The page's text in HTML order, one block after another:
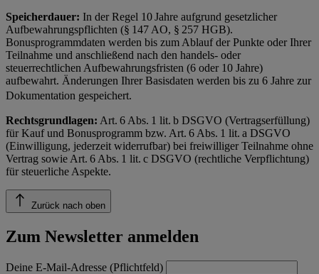
Speicherdauer: In der Regel 10 Jahre aufgrund gesetzlicher
Aufbewahrungspflichten (§ 147 AO, § 257 HGB).
Bonusprogrammdaten werden bis zum Ablauf der Punkte oder Ihrer
Teilnahme und anschließend nach den handels- oder
steuerrechtlichen Aufbewahrungsfristen (6 oder 10 Jahre)
aufbewahrt. Änderungen Ihrer Basisdaten werden bis zu 6 Jahre zur
Dokumentation gespeichert.
Rechtsgrundlagen: Art. 6 Abs. 1 lit. b DSGVO (Vertragserfüllung)
für Kauf und Bonusprogramm bzw. Art. 6 Abs. 1 lit. a DSGVO
(Einwilligung, jederzeit widerrufbar) bei freiwilliger Teilnahme ohne
Vertrag sowie Art. 6 Abs. 1 lit. c DSGVO (rechtliche Verpflichtung)
für steuerliche Aspekte.
Zurück nach oben
Zum Newsletter anmelden
Deine E-Mail-Adresse (Pflichtfeld)